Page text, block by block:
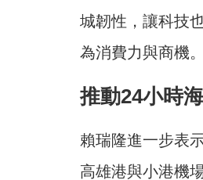
城韌性，讓科技
為消費力與商機。
推動24小時
賴瑞隆進一步表
高雄港與小港機